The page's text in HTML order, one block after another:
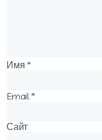
Имя *
Email*
Сайт